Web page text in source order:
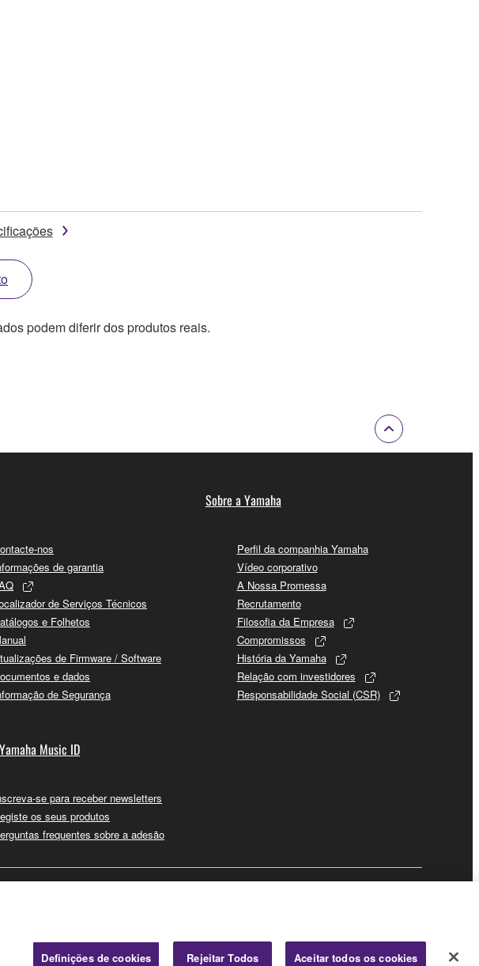
podem diferir dos produtos reais.
nos
de garantia
de Serviços Técnicos
e Folhetos
de Firmware / Software
e dados
de Segurança
Music ID
se para receber newsletters
os seus produtos
frequentes sobre a adesão
Sobre a Yamaha
Perfil da companhia Yamaha
Vídeo corporativo
A Nossa Promessa
Recrutamento
Filosofia da Empresa
Compromissos
História da Yamaha
Relação com investidores
Responsabilidade Social (CSR)
Definições de cookies Rejeitar Todos Aceitar todos os cookies